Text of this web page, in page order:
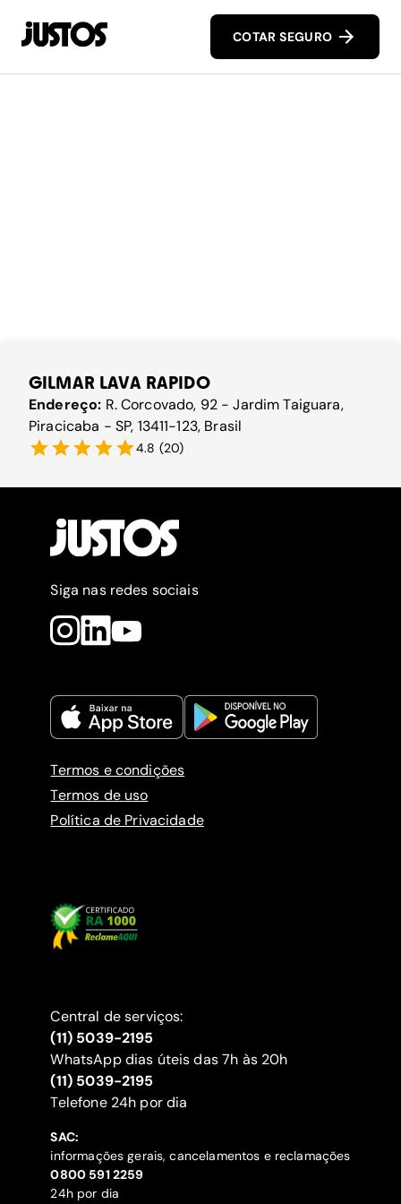
COTAR SEGURO
GILMAR LAVA RAPIDO
Endereço: R. Corcovado, 92 - Jardim Taiguara,
Piracicaba - SP, 13411-123, Brasil
4.8 (20)
Siga nas redes sociais
Termos e condições
Termos de uso
Política de Privacidade
Central de serviços:
(11) 5039-2195
WhatsApp dias úteis das 7h às 20h
(11) 5039-2195
‍Telefone 24h por dia
SAC:
informações gerais, cancelamentos e reclamações
‍0800 591 2259
24h por dia